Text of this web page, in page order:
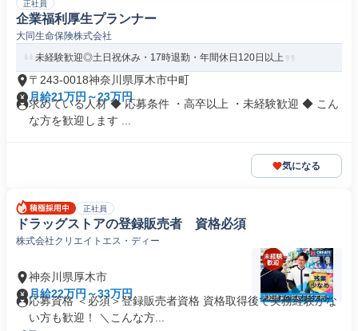
正社員
企業福利厚生プランナー
大同生命保険株式会社
未経験歓迎◎土日祝休み・17時退勤・年間休日120日以上
〒243-0018神奈川県厚木市中町
月給21万円～23万円
求めている人材 ◆ 応募条件 ・高卒以上 ・未経験歓迎 ◆ こん
な方を歓迎します ...
気になる
正社員
ドラッグストアの登録販売者 資格必須
株式会社クリエイトエス・ディー
神奈川県厚木市
月給22万円～33万円
応募資格 ＜必須＞登録販売者資格 資格取得後で実務経験がな
い方も歓迎！ ＼こんな方...